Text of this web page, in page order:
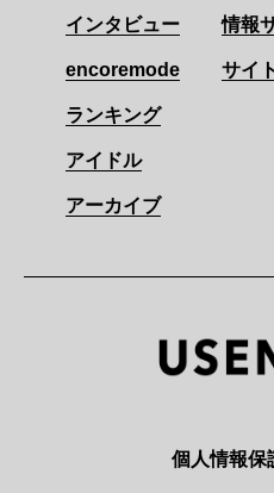
インタビュー
encoremode
ランキング
アイドル
アーカイブ
情報
サイ
個人情報保